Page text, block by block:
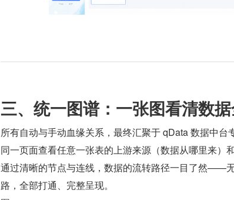
三、统一图谱：一张图看清数
所有自动与手动血缘关系，最终汇聚于 qData 数据中台
同一页面查看任意一张表的上游来源（数据从哪里来）
通过清晰的节点与连线，数据的流转路径一目了然——
路，全部打通、完整呈现。